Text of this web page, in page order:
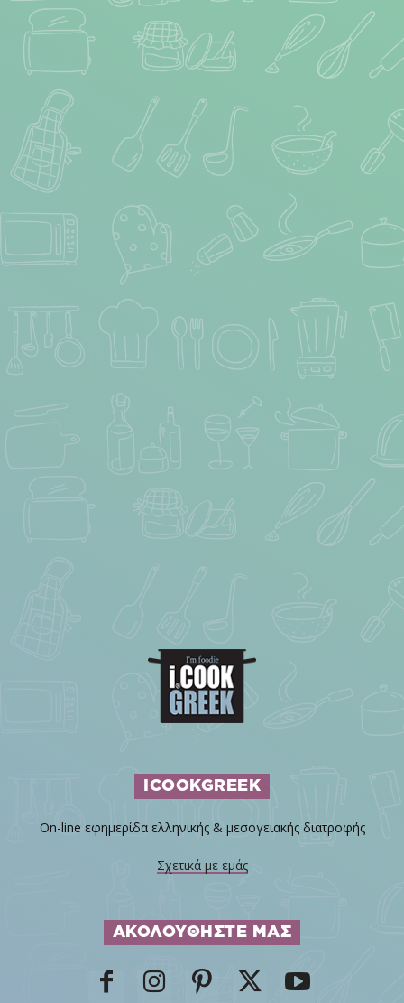
ICOOKGREEK
On-line εφημερίδα ελληνικής & μεσογειακής διατροφής
Σχετικά με εμάς
ΑΚΟΛΟΥΘΗΣΤΕ ΜΑΣ